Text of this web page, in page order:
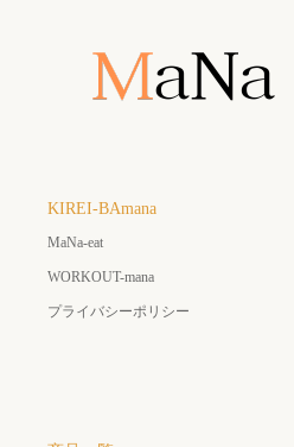
KIREI-BAmana
MaNa-eat
WORKOUT-mana
プライバシーポリシー